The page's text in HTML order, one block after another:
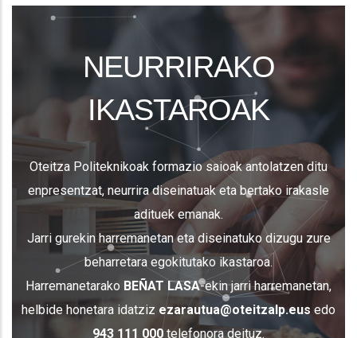
NEURRIRAKO
IKASTAROAK
Oteitza Politeknikoak formazio saioak antolatzen ditu
enpresentzat, neurrira diseinatuak eta bertako irakasle
adituek emanak.
Jarri gurekin harremanetan eta diseinatuko dizugu zure
beharretara egokitutako ikastaroa.
Harremanetarako BEÑAT LASA-ekin jarri harremanetan,
helbide honetara idatziz ezarautua@oteitzalp.eus edo
943 111 000 telefonora deituz.